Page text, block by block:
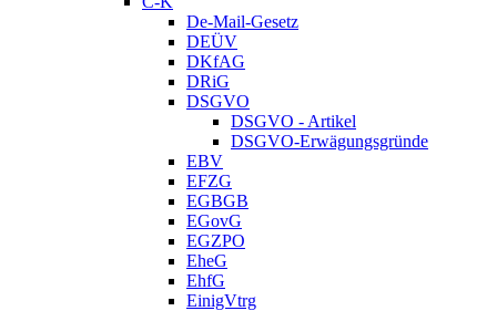
De-Mail-Gesetz
DEÜV
DKfAG
DRiG
DSGVO
DSGVO - Artikel
DSGVO-Erwägungsgründe
EBV
EFZG
EGBGB
EGovG
EGZPO
EheG
EhfG
EinigVtrg